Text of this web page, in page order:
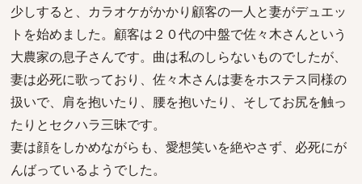
少しすると、カラオケがかかり顧客の一人と妻がデュエッ
トを始めました。顧客は２０代の中盤で佐々木さんという
大農家の息子さんです。曲は私のしらないものでしたが、
妻は必死に歌っており、佐々木さんは妻をホステス同様の
扱いで、肩を抱いたり、腰を抱いたり、そしてお尻を触っ
たりとセクハラ三昧です。
妻は顔をしかめながらも、愛想笑いを絶やさず、必死にが
んばっているようでした。